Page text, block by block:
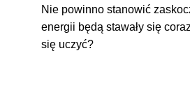
Nie powinno stanowić
energii będą stawały się
się uczyć?